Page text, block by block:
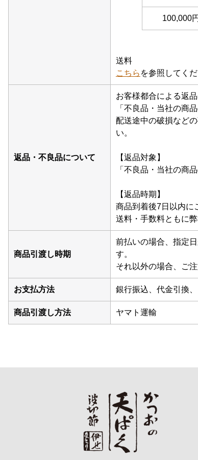
100,000
送料
こちら を参照してくだ
返品・不良品について
お客様都合による返
「不良品・当社の商
配送途中の破損など
い。
【返品対象】
「不良品・当社の商
【返品時期】
商品到着後7日以内に
送料・手数料ともに
商品引渡し時期
前払いの場合、指定
す。
それ以外の場合、ご
お支払方法 銀行振込、代金引換
商品引渡し方法 ヤマト運輸